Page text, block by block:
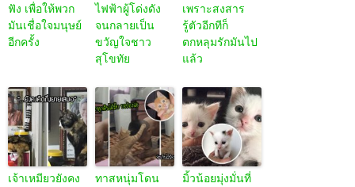
ฟัง เพื่อให้พวก
มันเชื่อใจมนุษย์
อีกครั้ง
ไฟฟ้าผู้โด่งดัง
จนกลายเป็น
ขวัญใจชาว
สุโขทัย
เพราะสงสาร
รู้ตัวอีกทีก็
ตกหลุมรักมันไป
แล้ว
เจ้าเหมียวยังคง
ทาสหนุ่มโดน
มิ้วน้อยมุ่งมั่นที่